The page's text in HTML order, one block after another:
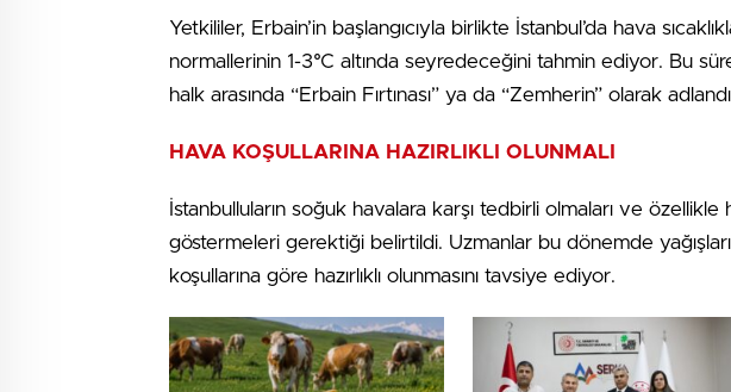
Yetkililer, Erbain’in başlangıcıyla birlikte İstanbul’da hava
normallerinin 1-3°C altında seyredeceğini tahmin ediyor. Bu
halk arasında “Erbain Fırtınası” ya da “Zemherin” olarak
HAVA KOŞULLARINA HAZIRLIKLI OLUNMALI
İstanbulluların soğuk havalara karşı tedbirli olmaları ve özellikle
göstermeleri gerektiği belirtildi. Uzmanlar bu dönemde
koşullarına göre hazırlıklı olunmasını tavsiye ediyor.